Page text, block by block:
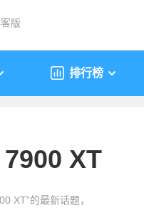
版
排行榜
XT
XT”的最新话题，